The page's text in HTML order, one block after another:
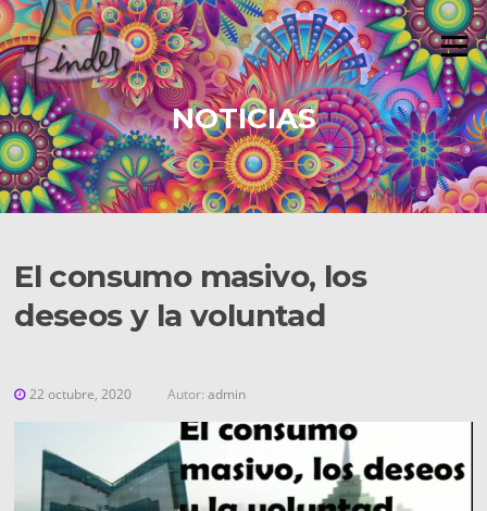
Saltar
al
contenido
Menú
NOTICIAS
El consumo masivo, los
deseos y la voluntad
22 octubre, 2020 Autor:admin